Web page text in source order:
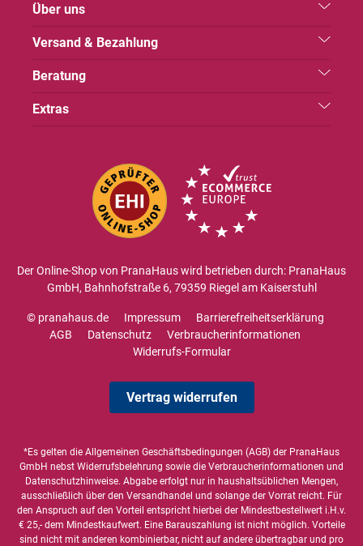
Über uns
Versand & Bezahlung
Beratung
Extras
Der Online-Shop von PranaHaus wird betrieben durch: PranaHaus
GmbH, Bahnhofstraße 6, 79359 Riegel am Kaiserstuhl
© pranahaus.de Impressum
Barrierefreiheitserklärung
AGB
Datenschutz
Verbraucherinformationen
Widerrufs-Formular
Vertrag widerrufen
*Es gelten die Allgemeinen Geschäftsbedingungen (AGB) der PranaHaus
GmbH nebst Widerrufsbelehrung sowie die Verbraucherinformationen und
Datenschutzhinweise. Abgabe erfolgt nur in haushaltsüblichen Mengen,
ausschließlich über den Versandhandel und solange der Vorrat reicht. Für
den Anspruch auf den Vorteil entspricht hierbei der Mindestbestellwert i.H.v.
€ 25,- dem Mindestkaufwert. Eine Barauszahlung ist nicht möglich. Vorteile
sind nicht mit anderen kombinierbar, nicht auf andere übertragbar und pro